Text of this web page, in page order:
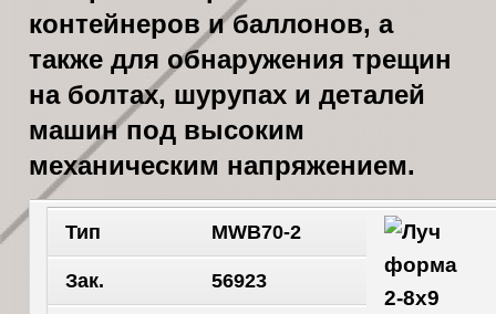
контейнеров и баллонов, а
также для обнаружения трещин
на болтах, шурупах и деталей
машин под высоким
механическим напряжением.
Тип MWB70-2
Зак. 56923